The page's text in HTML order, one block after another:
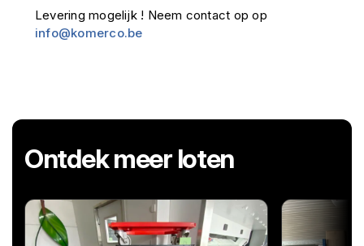
Levering mogelijk ! Neem contact op op
info@komerco.be
Ontdek meer loten